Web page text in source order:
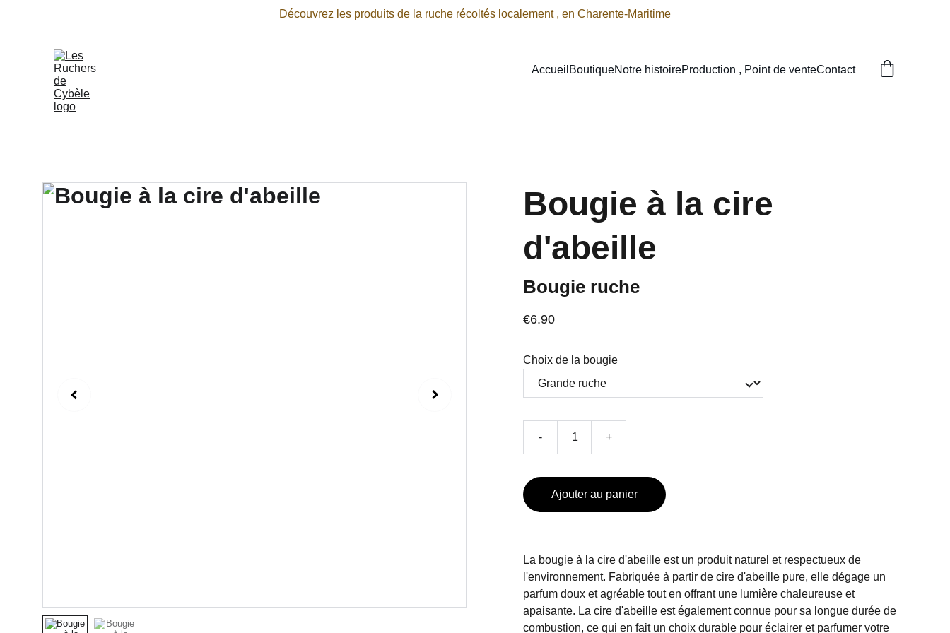
Découvrez les produits de la ruche récoltés localement , en Charente-Maritime
Accueil BoutiqueNotre histoireProduction , Point de venteContact
Bougie à la cire
d'abeille
Bougie ruche
€6.90
Choix de la bougie
- +
Ajouter au panier
La bougie à la cire d'abeille est un produit naturel et respectueux de
l'environnement. Fabriquée à partir de cire d'abeille pure, elle dégage un
parfum doux et agréable tout en offrant une lumière chaleureuse et
apaisante. La cire d'abeille est également connue pour sa longue durée de
combustion, ce qui en fait un choix durable pour éclairer et parfumer votre